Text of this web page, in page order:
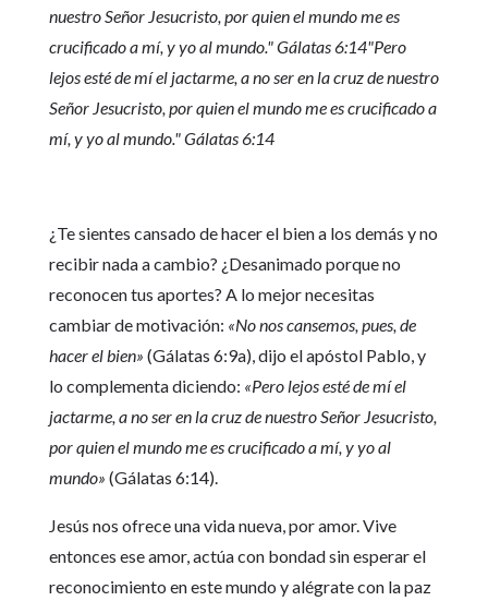
nuestro Señor Jesucristo, por quien el mundo me es
crucificado a mí, y yo al mundo." Gálatas 6:14"Pero
lejos esté de mí el jactarme, a no ser en la cruz de nuestro
Señor Jesucristo, por quien el mundo me es crucificado a
mí, y yo al mundo." Gálatas 6:14
¿Te sientes cansado de hacer el bien a los demás y no
recibir nada a cambio? ¿Desanimado porque no
reconocen tus aportes? A lo mejor necesitas
cambiar de motivación: «No nos cansemos, pues, de
hacer el bien» (Gálatas 6:9a), dijo el apóstol Pablo, y
lo complementa diciendo: «Pero lejos esté de mí el
jactarme, a no ser en la cruz de nuestro Señor Jesucristo,
por quien el mundo me es crucificado a mí, y yo al
mundo» (Gálatas 6:14).
Jesús nos ofrece una vida nueva, por amor. Vive
entonces ese amor, actúa con bondad sin esperar el
reconocimiento en este mundo y alégrate con la paz